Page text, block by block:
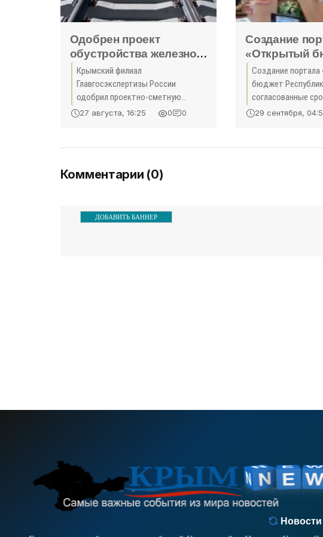
Одобрен проект
обустройства железной
дороги к Крымскому
мосту - «Новости
Крыма»
Крымский филиал
Главгосэкспертизы России
одобрил проектно-сметную
документацию обустройства
Багерово близ Керчи, сообщила
27 августа, 16:25 0 0
Создание
«Открытый
Республики
в
- Ирина
«Экономика»
Создание
бюджет
согласованные
Кивико Создание
согласованные
29 сентября,
Комментарии (0)
ДОБАВИТЬ БАННЕР